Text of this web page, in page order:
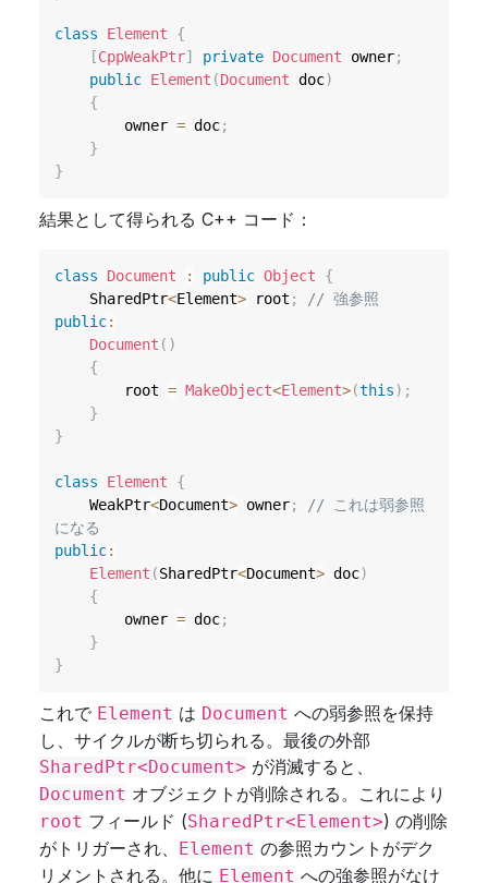
class Element
{
[CppWeakPtr] private Document owner;
public Element (Document doc)
{
        owner
= doc;
}
}
結果として得られる C++ コード：
class Document : public Object
{
    SharedPtr
<Element> root ;
// 強参照
public:
Document ( )
{
        root
= MakeObject<Element>(this) ;
}
}
class Element
{
    WeakPtr
<Document> owner;
// これは弱参照
になる
public:
Element (SharedPtr<Document> doc)
{
        owner
= doc;
}
}
これで Element は Document への弱参照を保持
し、サイクルが断ち切られる。最後の外部
SharedPtr<Document> が消滅すると、
Document オブジェクトが削除される。これにより
root フィールド (SharedPtr<Element>) の削除
がトリガーされ、 Element の参照カウントがデク
リメントされる。他に Element への強参照がなけ